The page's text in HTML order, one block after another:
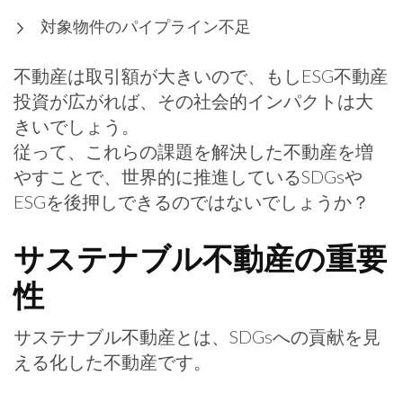
対象物件のパイプライン不足
不動産は取引額が大きいので、もしESG不動産
投資が広がれば、その社会的インパクトは大
きいでしょう。
従って、これらの課題を解決した不動産を増
やすことで、世界的に推進しているSDGsや
ESGを後押しできるのではないでしょうか？
サステナブル不動産の重要
性
サステナブル不動産とは、SDGsへの貢献を見
える化した不動産です。